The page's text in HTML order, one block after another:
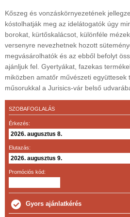
Kőszeg és vonzáskörnyezetének
kóstolhatják meg az idelátogatók úgy
borokat, kürtőskalácsot, különféle
versenyre nevezhetnek hozott
megvásárolhatók és az ebből befolyt
ajánljuk fel. Gyertyákat, fazekas
miközben amatőr művészeti
műsorukkal a Jurisics-vár belső
SZOBAFOGLALÁS
Érkezés:
Elutazás:
Promóciós kód:
Gyors ajánlatkérés